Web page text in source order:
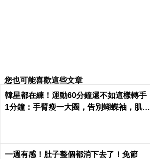
您也可能喜歡這些文章
韓星都在練！運動60分鐘還不如這樣轉手
1分鐘：手臂瘦一大圈，告別蝴蝶袖，肌肉
一週有感！肚子整個都消下去了！免節